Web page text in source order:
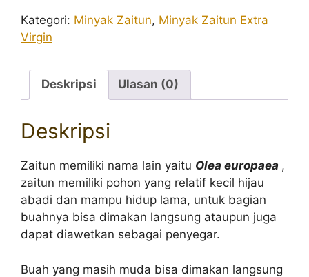
Kategori: Minyak Zaitun, Minyak Zaitun Extra
Virgin
Deskripsi Ulasan (0)
Deskripsi
Zaitun memiliki nama lain yaitu Olea europaea ,
zaitun memiliki pohon yang relatif kecil hijau
abadi dan mampu hidup lama, untuk bagian
buahnya bisa dimakan langsung ataupun juga
dapat diawetkan sebagai penyegar.
Buah yang masih muda bisa dimakan langsung